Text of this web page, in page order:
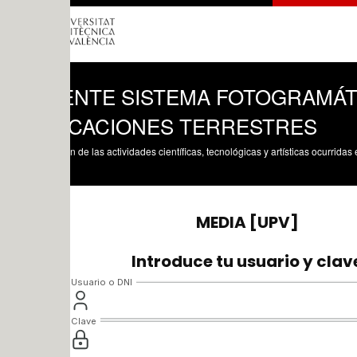
SISTEMA FOTOGRAMÁTRICO
TERRESTRES
de las actividades científicas, tecnológicas y artísticas ocurridas en los tres